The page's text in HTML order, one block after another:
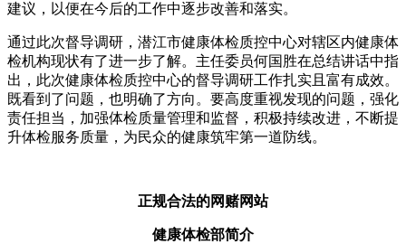
建议，以便在今后的工作中逐步改善和落实。
通过此次督导调研，潜江市健康体检质控中心对辖区内健康体
检机构现状有了进一步了解。主任委员何国胜在总结讲话中指
出，此次健康体检质控中心的督导调研工作扎实且富有成效。
既看到了问题，也明确了方向。要高度重视发现的问题，强化
责任担当，加强体检质量管理和监督，积极持续改进，不断提
升体检服务质量，为民众的健康筑牢第一道防线。
正规合法的网赌网站
健康体检部简介